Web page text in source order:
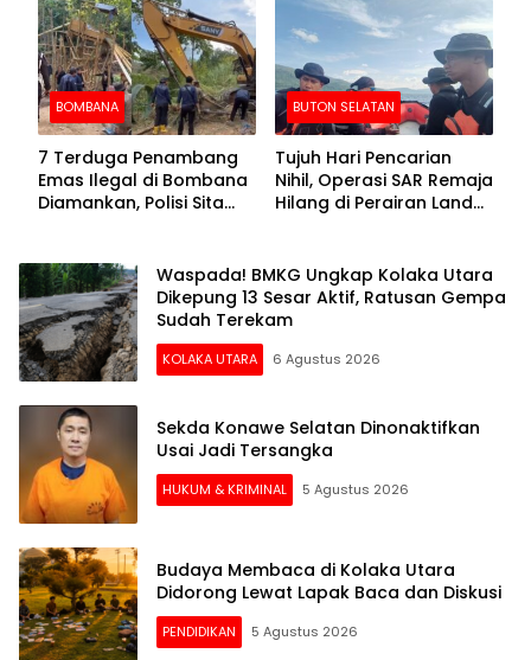
BOMBANA
7 Terduga Penambang
Emas Ilegal di Bombana
Diamankan, Polisi Sita
BUTON SELATAN
Tujuh Hari Pencarian
Nihil, Operasi SAR Remaja
Hilang di Perairan Lande
Waspada! BMKG Ungkap Kolaka Utara
Dikepung 13 Sesar Aktif, Ratusan Gempa
Sudah Terekam
KOLAKA UTARA 6 Agustus 2026
Sekda Konawe Selatan Dinonaktifkan
Usai Jadi Tersangka
HUKUM & KRIMINAL 5 Agustus 2026
Budaya Membaca di Kolaka Utara
Didorong Lewat Lapak Baca dan Diskusi
PENDIDIKAN 5 Agustus 2026